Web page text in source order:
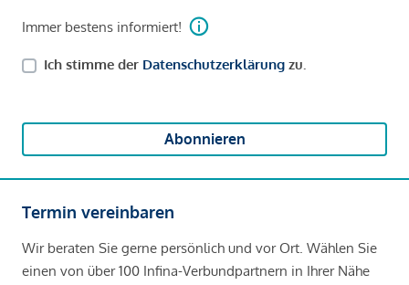
Immer bestens informiert!
Ich stimme der Datenschutzerklärung zu.
Abonnieren
Termin vereinbaren
Wir beraten Sie gerne persönlich und vor Ort. Wählen Sie
einen von über 100 Infina-Verbundpartnern in Ihrer Nähe